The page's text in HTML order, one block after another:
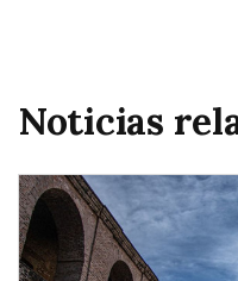
Noticias